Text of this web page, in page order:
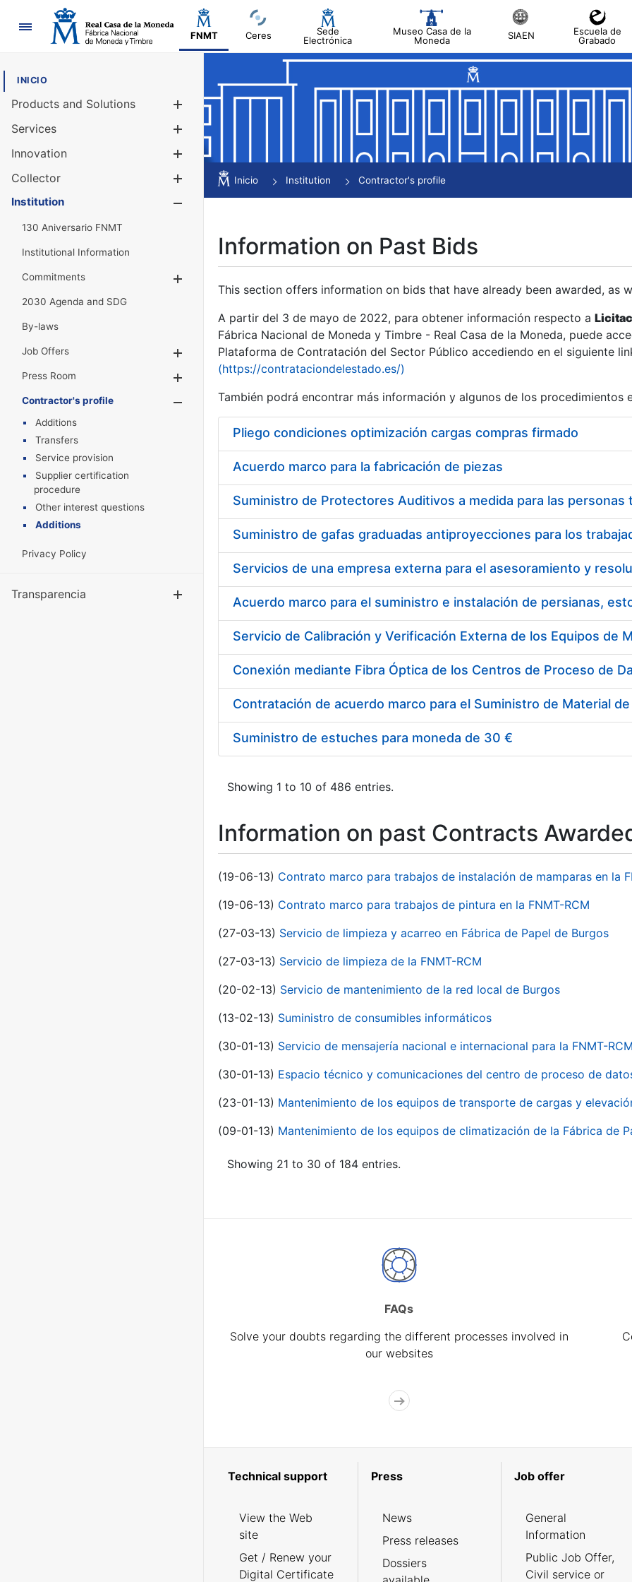
Navigation
FNMT Ceres
Sede
Electrónica
Museo Casa de la
Moneda
SIAEN
Escuela de
Grabado
INICIO
Products and Solutions
Services
Innovation
Collector
Show/Hide
Institution
130 Aniversario FNMT
Institutional Information
Commitments
2030 Agenda and SDG
By-laws
Job Offers
Show/Hide
Press Room
Show/Hide
Contractor's profile
Show/Hide
Additions
Transfers
Service provision
Supplier certification
procedure
Other interest questions
Additions
Privacy Policy
Transparencia Show/Hide
Inicio Institution Contractor's profile
Information on Past Bids
This section offers information on bids that have already been awarded, as
A partir del 3 de mayo de 2022, para obtener información respecto a
Fábrica Nacional de Moneda y Timbre - Real Casa de la Moneda, puede
Plataforma de Contratación del Sector Público accediendo en el siguiente
(https://contrataciondelestado.es/)
También podrá encontrar más información y algunos de los procedimientos
Pliego condiciones optimización cargas compras firmado
Acuerdo marco para la fabricación de piezas
Acuerdo marco para el suministro e instalación de persianas,
Suministro de estuches para moneda de 30 €
Showing 1 to 10 of 486 entries.
Information on past Contracts
(19-06-13) Contrato marco para trabajos de instalación de mamparas en la
(19-06-13) Contrato marco para trabajos de pintura en la FNMT-RCM
(27-03-13) Servicio de limpieza y acarreo en Fábrica de Papel de Burgos
(27-03-13) Servicio de limpieza de la FNMT-RCM
(20-02-13) Servicio de mantenimiento de la red local de Burgos
(13-02-13) Suministro de consumibles informáticos
(30-01-13) Servicio de mensajería nacional e internacional para la FNMT-
(30-01-13) Espacio técnico y comunicaciones del centro de proceso de
(23-01-13) Mantenimiento de los equipos de transporte de cargas y
(09-01-13) Mantenimiento de los equipos de climatización de la Fábrica de
Showing 21 to 30 of 184 entries.
FAQs
Solve your doubts regarding the different processes involved in
our websites
Technical support
View the Web
site
Get / Renew your
Digital Certificate
Press
News
Press releases
Dossiers
Job offer
General
Information
Public Job Offer,
Civil service or